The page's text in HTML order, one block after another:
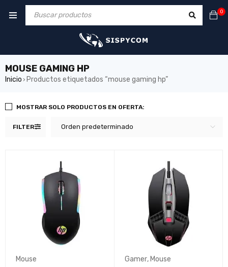
0
MOUSE GAMING HP
Inicio › Productos etiquetados “mouse gaming hp”
FILTER Orden predeterminado
MOSTRAR SOLO PRODUCTOS EN OFERTA:
Mouse
Gamer, Mouse